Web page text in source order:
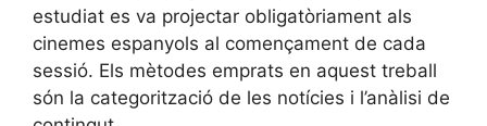
estudiat es va projectar obligatòriament als
cinemes espanyols al començament de cada
sessió. Els mètodes emprats en aquest treball
són la categorització de les notícies i l’anàlisi de